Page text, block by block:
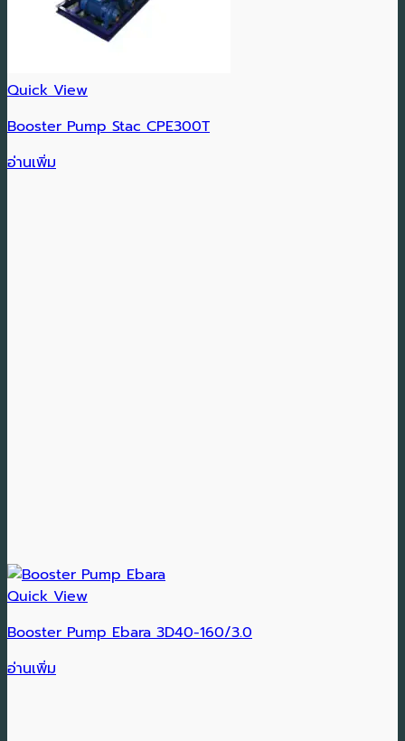
Quick View
Booster Pump Stac CPE300T
อ่านเพิ่ม
Quick View
Booster Pump Ebara 3D40-160/3.0
อ่านเพิ่ม